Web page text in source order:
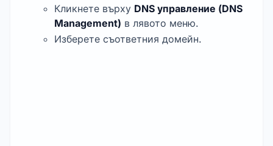
Кликнете върху DNS управление (DNS
Management) в лявото меню.
Изберете съответния домейн.